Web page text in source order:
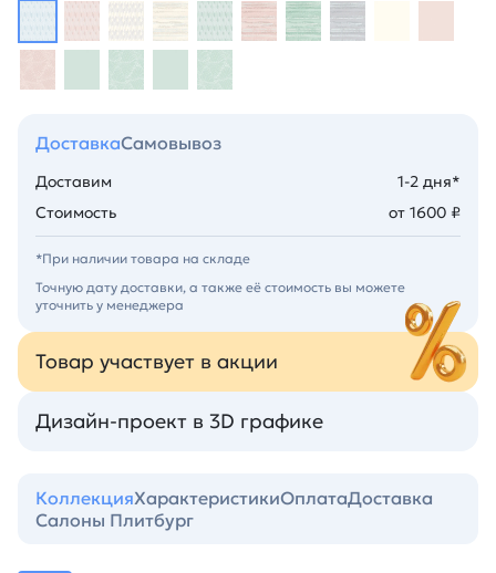
ДоставкаСамовывоз
Доставим
1-2 дня*
Стоимость
от 1600 ₽
*При наличии товара на складе
Точную дату доставки, а также её стоимость вы можете
уточнить у менеджера
Товар участвует в акции
Дизайн-проект в 3D графике
КоллекцияХарактеристикиОплатаДоставка
Салоны Плитбург